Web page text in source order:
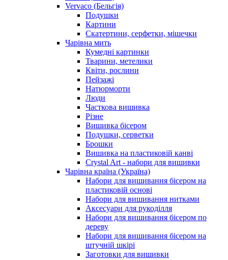
Vervaco (Бельгія)
Подушки
Картини
Скатертини, серфетки, мішечки
Чарiвна мить
Кумедні картинки
Тварини, метелики
Квіти, рослини
Пейзажі
Натюрморти
Люди
Часткова вишивка
Різне
Вишивка бісером
Подушки, серветки
Брошки
Вишивка на пластиковій канві
Crystal Art - набори для вишивки
Чарівна країна (Україна)
Набори для вишивання бісером на
пластиковій основі
Набори для вишивання нитками
Аксесуари для рукоділля
Набори для вишивання бісером по
дереву
Набори для вишивання бісером на
штучній шкірі
Заготовки для вишивки